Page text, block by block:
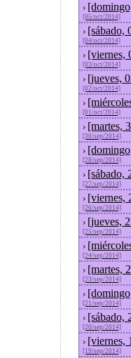
›
[05/oct/2014]
› [sábado,
[04/oct/2014]
› [viernes,
[03/oct/2014]
› [jueves,
[02/oct/2014]
›
[01/oct/2014]
› [martes,
[30/sep/2014]
›
[28/sep/2014]
› [sábado,
[27/sep/2014]
› [viernes,
[26/sep/2014]
› [jueves,
[25/sep/2014]
›
[24/sep/2014]
› [martes,
[23/sep/2014]
›
[21/sep/2014]
› [sábado,
[20/sep/2014]
› [viernes,
[19/sep/2014]